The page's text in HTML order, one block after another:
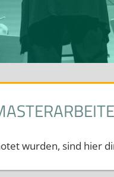
wurden, sind hier